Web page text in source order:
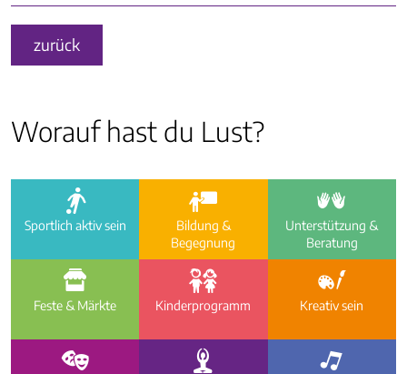
zurück
Worauf hast du Lust?
a
Sportlich aktiv sein
i
Bildung &
Begegnung
e
Unterstützung &
Beratung
f
Feste & Märkte
g
Kinder­programm
h
Kreativ sein
d c b